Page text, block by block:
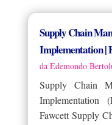
Supply Chain
Implementation |
da Edemondo
Supply Chain
Fawcett Supply